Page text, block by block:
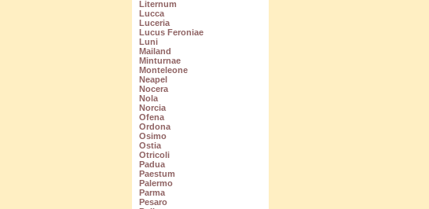
Liternum
Lucca
Luceria
Lucus Feroniae
Luni
Mailand
Minturnae
Monteleone
Neapel
Nocera
Nola
Norcia
Ofena
Ordona
Osimo
Ostia
Otricoli
Padua
Paestum
Palermo
Parma
Pesaro